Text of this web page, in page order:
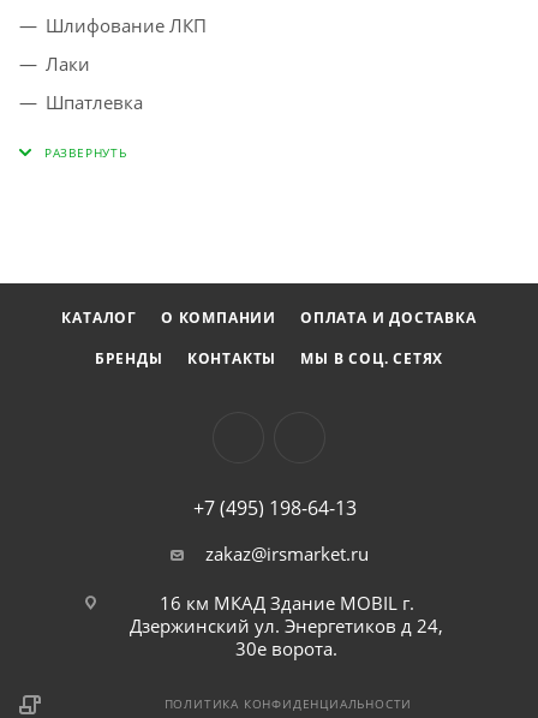
Шлифование ЛКП
Лаки
Шпатлевка
КАТАЛОГ О КОМПАНИИ
ОПЛАТА И ДОСТАВКА
БРЕНДЫ
КОНТАКТЫ МЫ В СОЦ. СЕТЯХ
+7 (495) 198-64-13
zakaz@irsmarket.ru
16 км МКАД Здание MOBIL г.
Дзержинский ул. Энергетиков д 24,
30е ворота.
ПОЛИТИКА КОНФИДЕНЦИАЛЬНОСТИ